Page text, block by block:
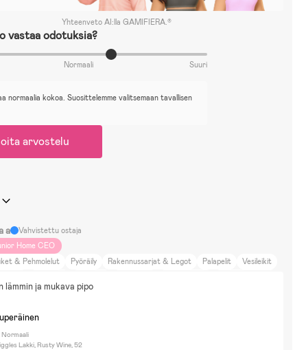
Yhteenveto AI:lla GAMIFIERA.®
vastaa odotuksia?
Normaali Suuri
normaalia kokoa. Suosittelemme valitsemaan tavallisen
arvostelu
a
Vahvistettu ostaja
Home CEO
& Pehmolelut
Pyöräily Rakennussarjat & Legot Palapelit
Vesileikit
Batman Bluey Bolibompa
and His Amazing Friends
lämmin ja mukava pipo
Lakki, Rusty Wine, 52